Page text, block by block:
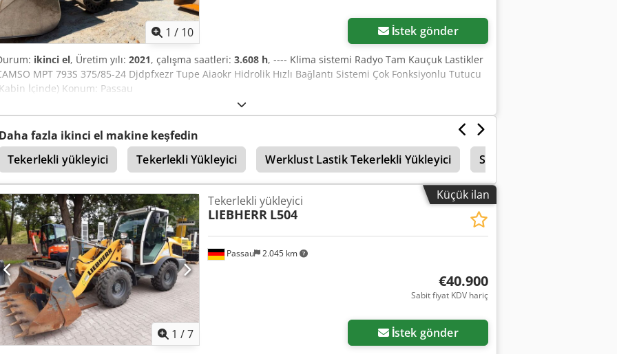
1 / 10 İstek gönder
ikinci el, Üretim yılı: 2021, çalışma saatleri: 3.608 h, ---- Klima sistemi Radyo Tam Kauçuk Lastikler
MPT 793S 375/85-24 Djdpfxezr Tupe Aiaokr Hidrolik Hızlı Bağlantı Sistemi Çok Fonksiyonlu Tutucu
İçinde) Konum: Passau
fazla ikinci el makine keşfedin
Tekerlekli yükleyici
Tekerlekli Yükleyici Werklust Lastik Tekerlekli Yükleyici Süper Profesyonel Lastik
Küçük ilan
1 /7
Passau 2.045 km
Tekerlekli yükleyici
LIEBHERR L504
€40.900
Sabit fiyat KDV hariç
İstek gönder